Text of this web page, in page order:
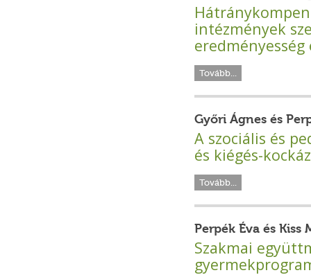
intézmények
Tovább...
Győri Ágnes és
A szociális és
és kiégés-
Tovább...
Perpék Éva és Kiss
Szakmai